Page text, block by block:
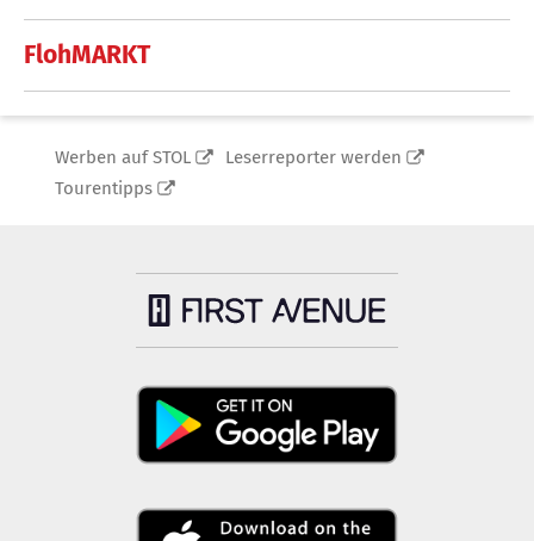
FlohMARKT
Werben auf STOL
Leserreporter werden
Tourentipps